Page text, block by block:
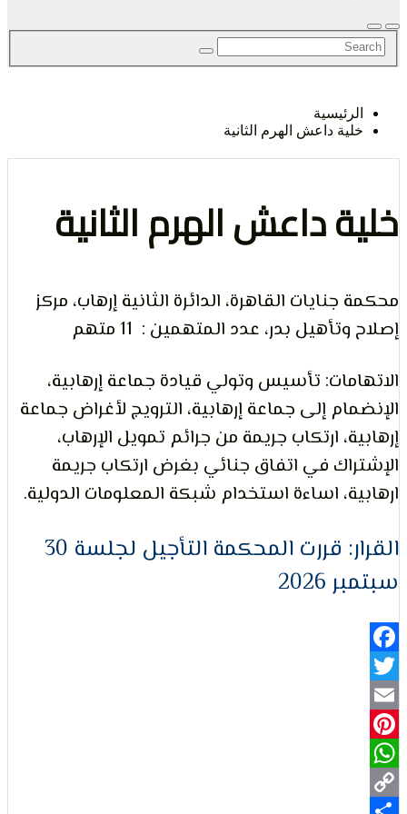
و
داعش الهرم الثانية
داعش الهرم الثانية
القاهرة، الدائرة الثانية إرهاب، مركز
بدر، عدد المتهمين : 11 متهم
تأسيس وتولي قيادة جماعة إرهابية،
إلى جماعة إرهابية، الترويج لأغراض جماعة
ارتكاب جريمة من جرائم تمويل الإرهاب،
في اتفاق جنائي بغرض ارتكاب جريمة
اساءة استخدام شبكة المعلومات الدولية.
القرار: قررت المحكمة التأجيل لجلسة 30